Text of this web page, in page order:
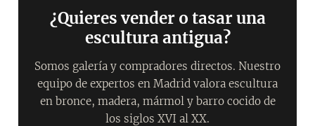
¿Quieres vender o tasar una
escultura antigua?
Somos galería y compradores directos. Nuestro
equipo de expertos en Madrid valora escultura
en bronce, madera, mármol y barro cocido de
los siglos XVI al XX.